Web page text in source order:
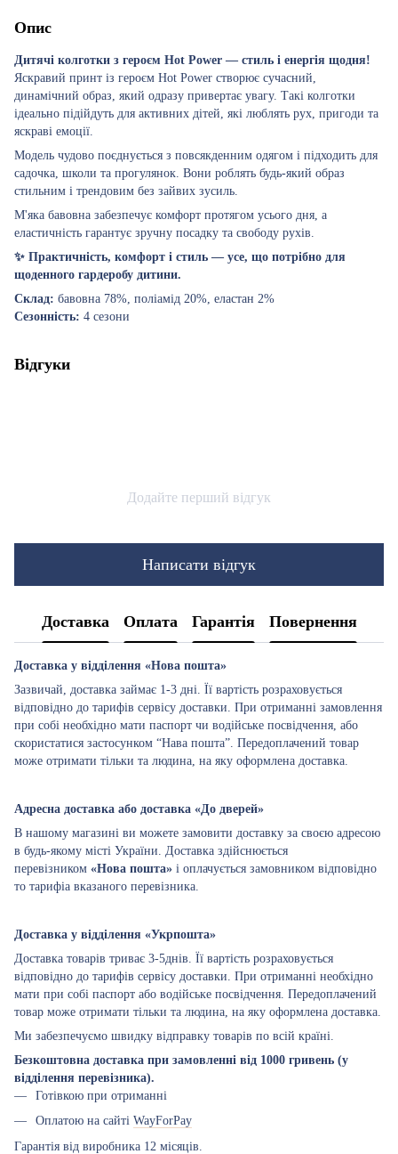
Опис
Дитячі колготки з героєм Hot Power — стиль і енергія щодня!
Яскравий принт із героєм Hot Power створює сучасний,
динамічний образ, який одразу привертає увагу. Такі колготки
ідеально підійдуть для активних дітей, які люблять рух, пригоди та
яскраві емоції.
Модель чудово поєднується з повсякденним одягом і підходить для
садочка, школи та прогулянок. Вони роблять будь-який образ
стильним і трендовим без зайвих зусиль.
М'яка бавовна забезпечує комфорт протягом усього дня, а
еластичність гарантує зручну посадку та свободу рухів.
✨ Практичність, комфорт і стиль — усе, що потрібно для
щоденного гардеробу дитини.
Склад: бавовна 78%, поліамід 20%, еластан 2%
Сезонність: 4 сезони
Відгуки
Додайте перший відгук
Написати відгук
Доставка Оплата Гарантія Повернення
Доставка у відділення «Нова пошта»
Зазвичай, доставка займає 1-3 дні. Її вартість розраховується
відповідно до тарифів сервісу доставки. При отриманні замовлення
при собі необхідно мати паспорт чи водійське посвідчення, або
скористатися застосунком “Нава пошта”. Передоплачений товар
може отримати тільки та людина, на яку оформлена доставка.
Адресна доставка або доставка «До дверей»
В нашому магазині ви можете замовити доставку за своєю адресою
в будь-якому місті України. Доставка здійснюється
перевізником «Нова пошта» і оплачується замовником відповідно
то тарифіа вказаного перевізника.
Доставка у відділення «Укрпошта»
Доставка товарів триває 3-5днів. Її вартість розраховується
відповідно до тарифів сервісу доставки. При отриманні необхідно
мати при собі паспорт або водійське посвідчення. Передоплачений
товар може отримати тільки та людина, на яку оформлена доставка.
Ми забезпечуємо швидку відправку товарів по всій країні.
Безкоштовна доставка при замовленні від 1000 гривень (у
відділення перевізника).
Готівкою при отриманні
Оплатою на сайті WayForPay
Гарантія від виробника 12 місяців.